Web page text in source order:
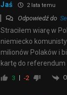
Jaś 2 lata temu
Odpowiedź do
Straciłem wiarę w
niemiecko
milionów Polaków i
kartę do
3 -2